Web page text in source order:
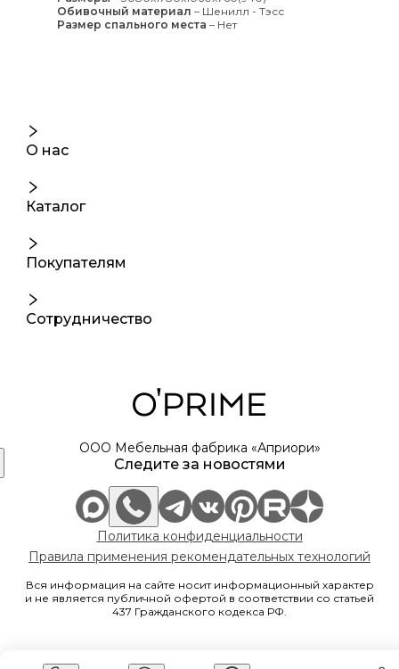
Обивочный материал – Шенилл - Тэсс
Размер спального места – Нет
О нас
Каталог
Покупателям
Сотрудничество
ООО Мебельная фабрика «Априори»
Следите за новостями
Политика конфиденциальности
Правила применения рекомендательных технологий
Вся информация на сайте носит информационный характер
и не является публичной офертой в соответствии со статьей
437 Гражданского кодекса РФ.